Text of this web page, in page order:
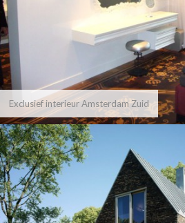
Exclusief interieur Amsterdam Zuid